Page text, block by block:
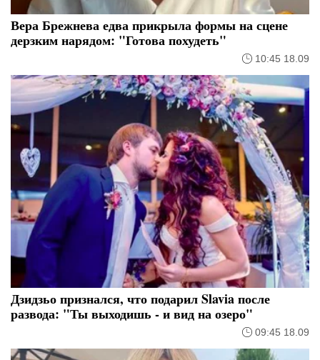
Вера Брежнева едва прикрыла формы на сцене
дерзким нарядом: "Готова похудеть"
10:45 18.09
Дзидзьо признался, что подарил Slavia после
развода: "Ты выходишь - и вид на озеро"
09:45 18.09